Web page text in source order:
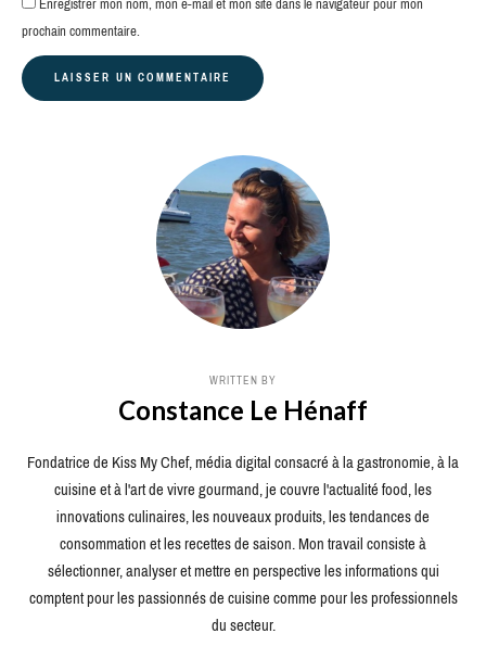
prochain commentaire.
WRITTEN BY
Constance Le Hénaff
Fondatrice de Kiss My Chef, média digital consacré à la gastronomie, à la
cuisine et à l'art de vivre gourmand, je couvre l'actualité food, les
innovations culinaires, les nouveaux produits, les tendances de
consommation et les recettes de saison. Mon travail consiste à
sélectionner, analyser et mettre en perspective les informations qui
comptent pour les passionnés de cuisine comme pour les professionnels
du secteur.